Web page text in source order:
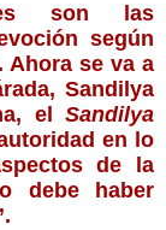
son las
según
Ahora se va a
Sandilya
el Sandilya
en lo
de la
debe haber